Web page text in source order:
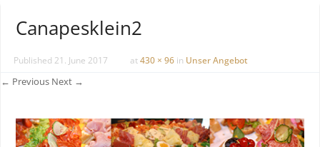
Canapesklein2
Published 21. June 2017 at430 × 96 in Unser Angebot
← Previous Next →